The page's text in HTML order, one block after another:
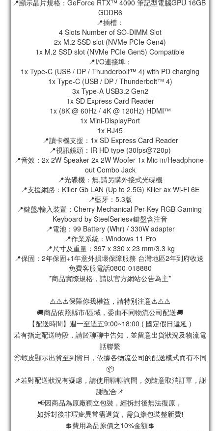
📍顯示晶片規格：GeForce RTX™ 4090 筆記型電腦GPU 16GB
GDDR6
📍插槽：
4 Slots Number of SO-DIMM Slot
2x M.2 SSD slot (NVMe PCIe Gen4)
1x M.2 SSD slot (NVMe PCIe Gen5) Compatible
📍I/O連接埠：
1x Type-C (USB / DP / Thunderbolt™ 4) with PD charging
1x Type-C (USB / DP / Thunderbolt™ 4)
3x Type-A USB3.2 Gen2
1x SD Express Card Reader
1x (8K @ 60Hz / 4K @ 120Hz) HDMI™
1x Mini-DisplayPort
1x RJ45
📍讀卡機支援：1x SD Express Card Reader
📍視訊鏡頭：IR HD type (30fps@720p)
📍音效：2x 2W Speaker 2x 2W Woofer 1x Mic-in/Headphone-
out Combo Jack
📍光碟機：無,請另購外接式光碟機
📍支援網路：Killer Gb LAN (Up to 2.5G) Killer ax Wi-Fi 6E
📍藍牙：5.3版
📍鍵盤/輸入裝置：Cherry Mechanical Per-Key RGB Gaming
Keyboard by SteelSeries※鍵盤含注音
📍電池：99 Battery (Whr) / 330W adapter
📍作業系統：Windows 11 Pro
📍尺寸及重量：397 x 330 x 23 mm/3.3 kg
📍保固：2年保固+1年意外損壞保障服務 台灣地區2年到府收送
免費客服電話0800-018880
*商品實際規格，請以官方網站公告為主*
⚠️⚠️⚠️保障你我權益，請特別注意⚠️⚠️⚠️
🚚商品依照縣市/區域，委由不同物流公司配送🚚
【配送時間】週一至週五9:00~18:00 ( 國定假日遞延 )
若有指定配送時段，請於聊聊中告知，並留意出貨狀況及物流電
話聯繫
📦蝦皮顯示出貨至到貨日，依據各物流公司的配送模式而有不同
📦
📌若對配送狀況有疑慮，請使用聊聊詢問，勿隨意取消訂單，謝
謝配合📌
📢因商品為原廠獨立包裝，經拆封後無法復原，
如拆封後非瑕疵異常需退貨，需負擔包裝整新費❗️
💲費用為品原價之10%金額💲